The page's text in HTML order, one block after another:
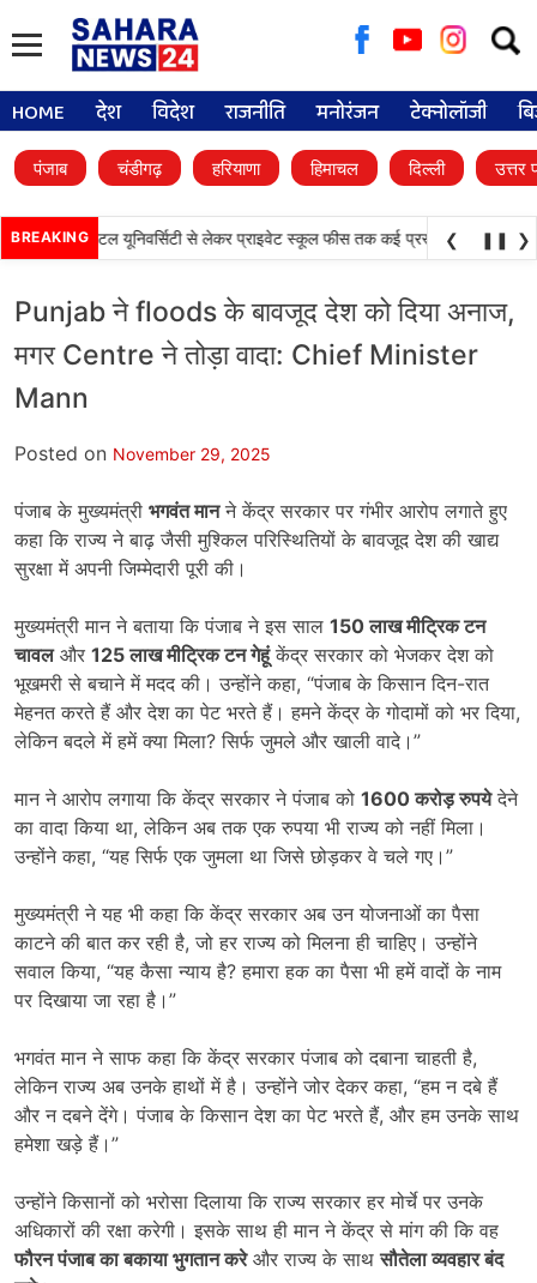
for:
HOME देश विदेश राजनीति मनोरंजन टेक्नोलॉजी
पंजाब चंडीगढ़ हरियाणा हिमाचल दिल्ली उत्तर
BREAKING
फैसले, डिजिटल यूनिवर्सिटी से लेकर प्राइवेट स्कूल फीस तक कई प्रस्तावों को मंजूरी •
❮ ❚❚ ❯
Punjab ने floods के बावजूद देश को दिया अनाज,
मगर Centre ने तोड़ा वादा: Chief Minister
Mann
Posted on November 29, 2025
पंजाब के मुख्यमंत्री भगवंत मानने केंद्र सरकार पर गंभीर आरोप लगाते हुए
कहा कि राज्य ने बाढ़ जैसी मुश्किल परिस्थितियों के बावजूद देश की खाद्य
सुरक्षा में अपनी जिम्मेदारी पूरी की।
मुख्यमंत्री मान ने बताया कि पंजाब ने इस साल 150लाख मीट्रिक टन
चावलऔर 125लाख मीट्रिक टन गेहूंकेंद्र सरकार को भेजकर देश को
भूखमरी से बचाने में मदद की। उन्होंने कहा, “पंजाब के किसान दिन-रात
मेहनत करते हैं और देश का पेट भरते हैं। हमने केंद्र के गोदामों को भर दिया,
लेकिन बदले में हमें क्या मिला? सिर्फ जुमले और खाली वादे।”
मान ने आरोप लगाया कि केंद्र सरकार ने पंजाब को 1600करोड़ रुपयेदेने
का वादा किया था, लेकिन अब तक एक रुपया भी राज्य को नहीं मिला।
उन्होंने कहा, “यह सिर्फ एक जुमला था जिसे छोड़कर वे चले गए।”
मुख्यमंत्री ने यह भी कहा कि केंद्र सरकार अब उन योजनाओं का पैसा
काटने की बात कर रही है, जो हर राज्य को मिलना ही चाहिए। उन्होंने
सवाल किया, “यह कैसा न्याय है? हमारा हक का पैसा भी हमें वादों के नाम
पर दिखाया जा रहा है।”
भगवंत मान ने साफ कहा कि केंद्र सरकार पंजाब को दबाना चाहती है,
लेकिन राज्य अब उनके हाथों में है। उन्होंने जोर देकर कहा, “हम न दबे हैं
और न दबने देंगे। पंजाब के किसान देश का पेट भरते हैं, और हम उनके साथ
हमेशा खड़े हैं।”
उन्होंने किसानों को भरोसा दिलाया कि राज्य सरकार हर मोर्चे पर उनके
अधिकारों की रक्षा करेगी। इसके साथ ही मान ने केंद्र से मांग की कि वह
फौरन पंजाब का बकाया भुगतान करेऔर राज्य के साथसौतेला व्यवहार बंद